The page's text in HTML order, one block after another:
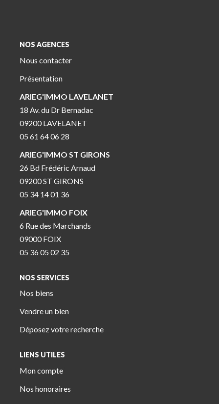
NOS AGENCES
Nous contacter
Présentation
ARIEG'IMMO LAVELANET
18 Av. du Dr Bernadac
09200 LAVELANET
05 61 64 06 28
ARIEG'IMMO ST GIRONS
26 Bd Frédéric Arnaud
09200 ST GIRONS
05 34 14 01 36
ARIEG'IMMO FOIX
6 Rue des Marchands
09000 FOIX
05 36 05 02 35
NOS SERVICES
Nos biens
Vendre un bien
Déposez votre recherche
LIENS UTILES
Mon compte
Nos honoraires